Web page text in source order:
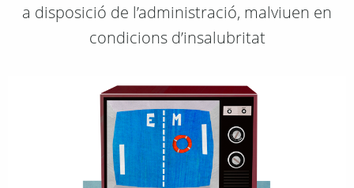
a disposició de l’administració, malviuen en
condicions d’insalubritat